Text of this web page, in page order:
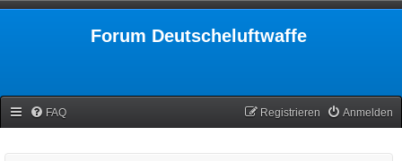
Forum Deutscheluftwaffe
FAQ Anmelden
Registrieren